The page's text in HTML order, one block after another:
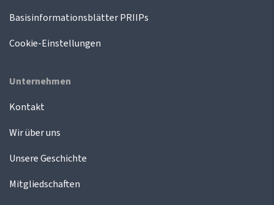
Basisinformationsblätter PRIIPs
Cookie-Einstellungen
Unternehmen
Kontakt
Wir über uns
Unsere Geschichte
Mitgliedschaften